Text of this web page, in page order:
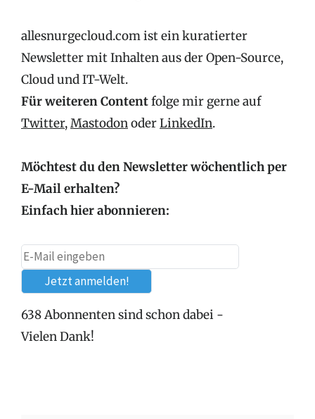
allesnurgecloud.com ist ein kuratierter
Newsletter mit Inhalten aus der Open-Source,
Cloud und IT-Welt.
Für weiteren Contentfolge mir gerne auf
Twitter,MastodonoderLinkedIn.
Möchtest du den Newsletter wöchentlich per
E-Mail erhalten?
Einfach hier abonnieren:
638 Abonnenten sind schon dabei -
Vielen Dank!